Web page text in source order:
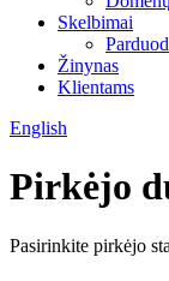
Skelbimai
Žinynas
Klientams
English
Pirkėjo
Pasirinkite pirkėjo